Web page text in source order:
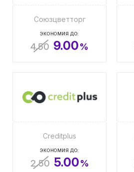
Союзцветторг
ЭКОНОМИЯ ДО:
4.50 9.00%
Creditplus
ЭКОНОМИЯ ДО:
2.50 5.00%